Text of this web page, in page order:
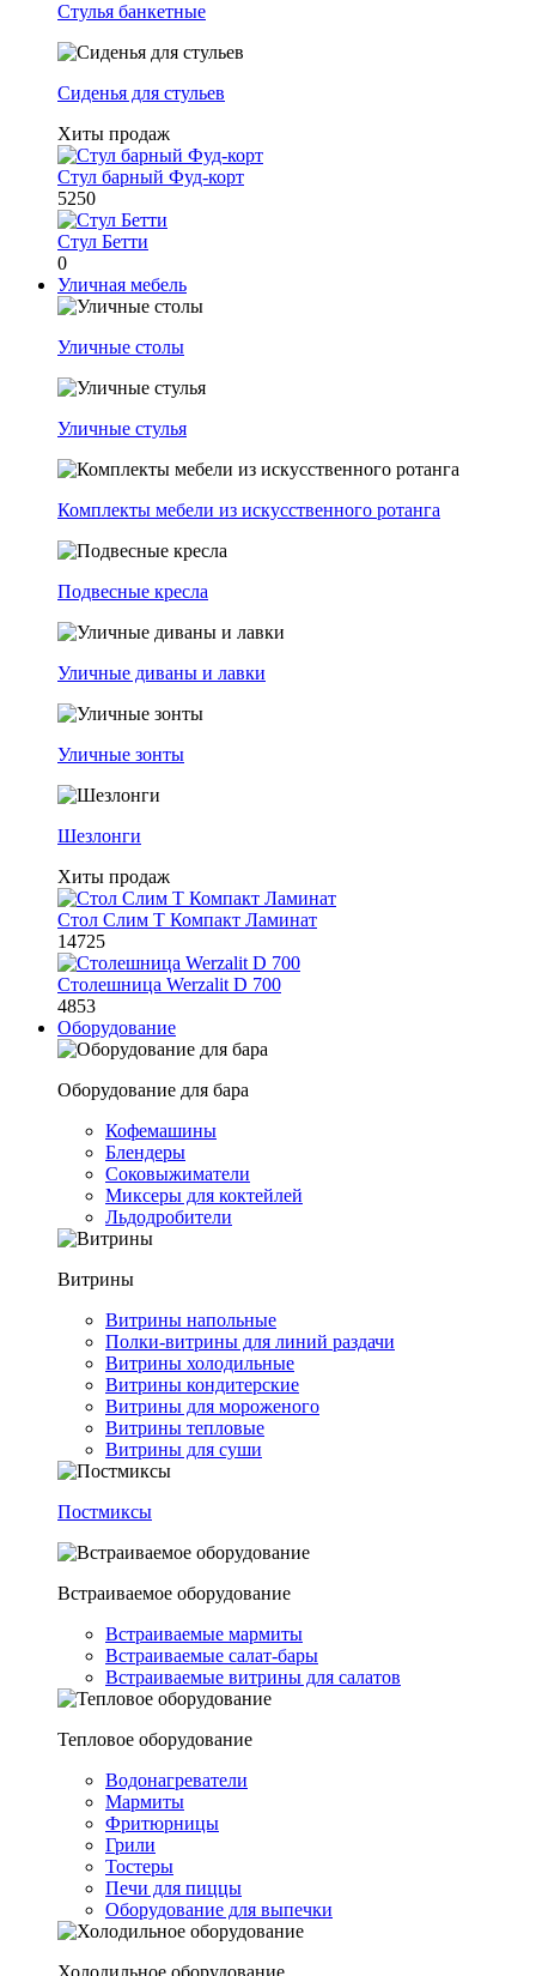
Стулья банкетные
Сиденья для стульев
Хиты продаж
Стул барный Фуд-корт
5250
Стул Бетти
0
Уличная мебель
Уличные столы
Уличные стулья
Комплекты мебели из искусственного ротанга
Подвесные кресла
Уличные диваны и лавки
Уличные зонты
Шезлонги
Хиты продаж
Стол Слим Т Компакт Ламинат
14725
Столешница Werzalit D 700
4853
Оборудование
Оборудование для бара
Кофемашины
Блендеры
Соковыжиматели
Миксеры для коктейлей
Льдодробители
Витрины
Витрины напольные
Полки-витрины для линий раздачи
Витрины холодильные
Витрины кондитерские
Витрины для мороженого
Витрины тепловые
Витрины для суши
Постмиксы
Встраиваемое оборудование
Встраиваемые мармиты
Встраиваемые салат-бары
Встраиваемые витрины для салатов
Тепловое оборудование
Водонагреватели
Мармиты
Фритюрницы
Грили
Тостеры
Печи для пиццы
Оборудование для выпечки
Холодильное оборудование